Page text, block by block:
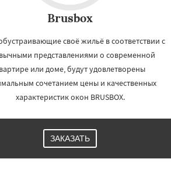
Brusbox
своё жильё в соответствии с
представлениями о современной
или доме, будут удовлетворены
сочетанием цены и качественных
характеристик окон BRUSBOX.
ЗАКАЗАТЬ